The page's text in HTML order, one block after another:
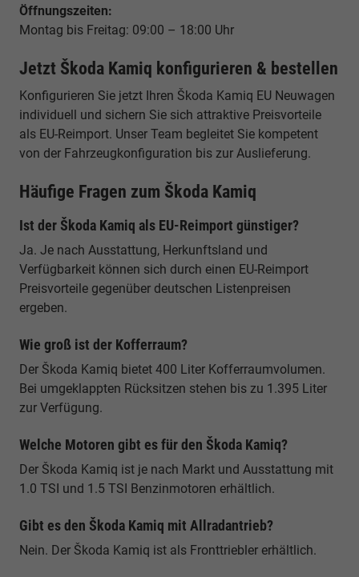
Öffnungszeiten:
Montag bis Freitag: 09:00 – 18:00 Uhr
Jetzt Škoda Kamiq konfigurieren & bestellen
Konfigurieren Sie jetzt Ihren Škoda Kamiq EU Neuwagen
individuell und sichern Sie sich attraktive Preisvorteile
als EU-Reimport. Unser Team begleitet Sie kompetent
von der Fahrzeugkonfiguration bis zur Auslieferung.
Häufige Fragen zum Škoda Kamiq
Ist der Škoda Kamiq als EU-Reimport günstiger?
Ja. Je nach Ausstattung, Herkunftsland und
Verfügbarkeit können sich durch einen EU-Reimport
Preisvorteile gegenüber deutschen Listenpreisen
ergeben.
Wie groß ist der Kofferraum?
Der Škoda Kamiq bietet 400 Liter Kofferraumvolumen.
Bei umgeklappten Rücksitzen stehen bis zu 1.395 Liter
zur Verfügung.
Welche Motoren gibt es für den Škoda Kamiq?
Der Škoda Kamiq ist je nach Markt und Ausstattung mit
1.0 TSI und 1.5 TSI Benzinmotoren erhältlich.
Gibt es den Škoda Kamiq mit Allradantrieb?
Nein. Der Škoda Kamiq ist als Fronttriebler erhältlich.